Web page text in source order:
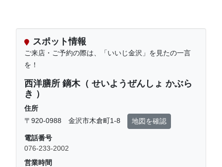
スポット情報
ご来店・ご予約の際は、「いいじ金沢」を見たの一言
を！
西洋膳所 鏑木（ せいようぜんしょ かぶら
き ）
住所
〒920-0988 金沢市木倉町1-8
地図を確認
電話番号
076-233-2002
営業時間